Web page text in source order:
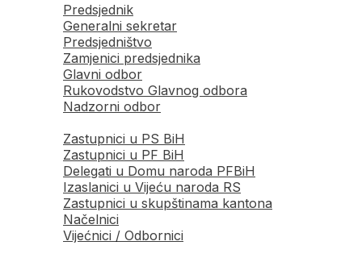
Predsjednik
Generalni sekretar
Predsjedništvo
Zamjenici predsjednika
Glavni odbor
Rukovodstvo Glavnog odbora
Nadzorni odbor
Zastupnici u PS BiH
Zastupnici u PF BiH
Delegati u Domu naroda PFBiH
Izaslanici u Vijeću naroda RS
Zastupnici u skupštinama kantona
Načelnici
Vijećnici / Odbornici